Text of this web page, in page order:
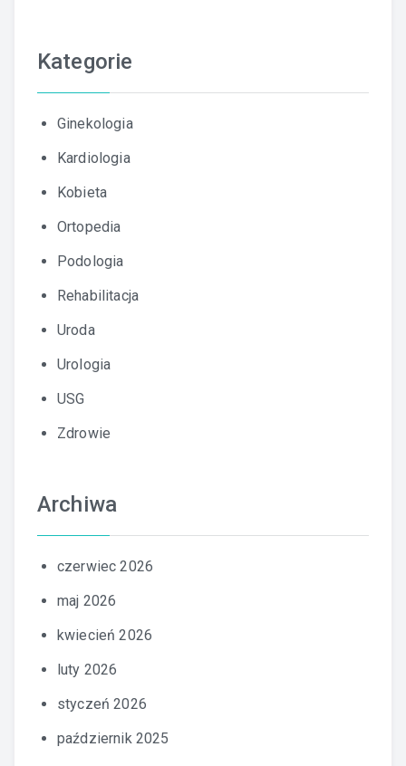
Kategorie
Ginekologia
Kardiologia
Kobieta
Ortopedia
Podologia
Rehabilitacja
Uroda
Urologia
USG
Zdrowie
Archiwa
czerwiec 2026
maj 2026
kwiecień 2026
luty 2026
styczeń 2026
październik 2025